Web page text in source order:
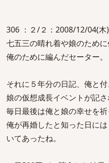
306 ：２/２：2008/12/04(木
七五三の晴れ着や娘のため
俺のために編んだセーター。
それに５年分の日記、俺と
娘の仮想成長イベントが記さ
毎日最後は俺と娘の幸せを祈
俺が再婚したと知った日に
いてあったね。